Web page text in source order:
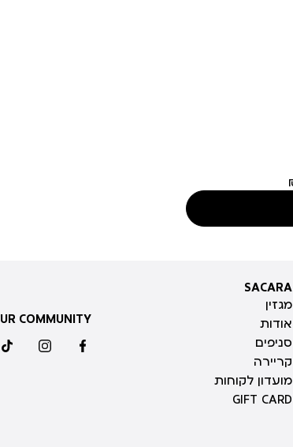
SACARA
SACARA
מגזין
אודות
סניפים
קריירה
מועדון לקוחות
GIFT CARD
COMMUNITY
facebook
instagram